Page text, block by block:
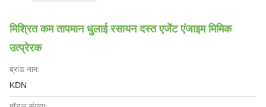
मिश्रित कम तापमान धुलाई रसायन दस्त एजेंट एंजाइम मिमिक
उत्प्रेरक
ब्रांड नाम:
KDN